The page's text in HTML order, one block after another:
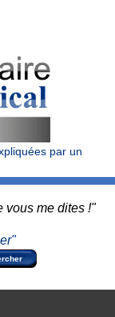
par un
vous me dites !"